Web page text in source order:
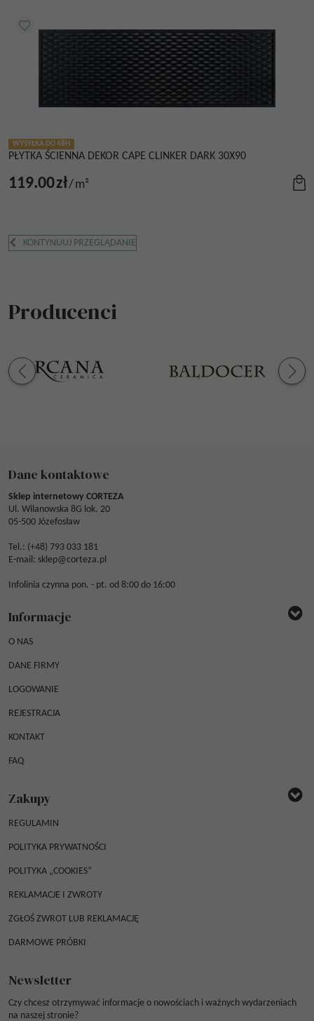
WYSYŁKA DO 48H
PŁYTKA ŚCIENNA DEKOR CAPE CLINKER DARK 30X90
119.00zł/m²
KONTYNUUJ PRZEGLĄDANIE
Producenci
Dane kontaktowe
Sklep internetowy CORTEZA
Ul. Wilanowska 8G lok. 20
05-500 Józefosław
Tel.: (+48) 793 033 181
E-mail: sklep@corteza.pl
Infolinia czynna pon. - pt. od 8:00 do 16:00
Informacje
O NAS
DANE FIRMY
LOGOWANIE
REJESTRACJA
KONTAKT
FAQ
Zakupy
REGULAMIN
POLITYKA PRYWATNOŚCI
POLITYKA „COOKIES”
REKLAMACJE I ZWROTY
ZGŁOŚ ZWROT LUB REKLAMACJĘ
DARMOWE PRÓBKI
Newsletter
Czy chcesz otrzymywać informacje o nowościach i ważnych wydarzeniach
na naszej stronie?